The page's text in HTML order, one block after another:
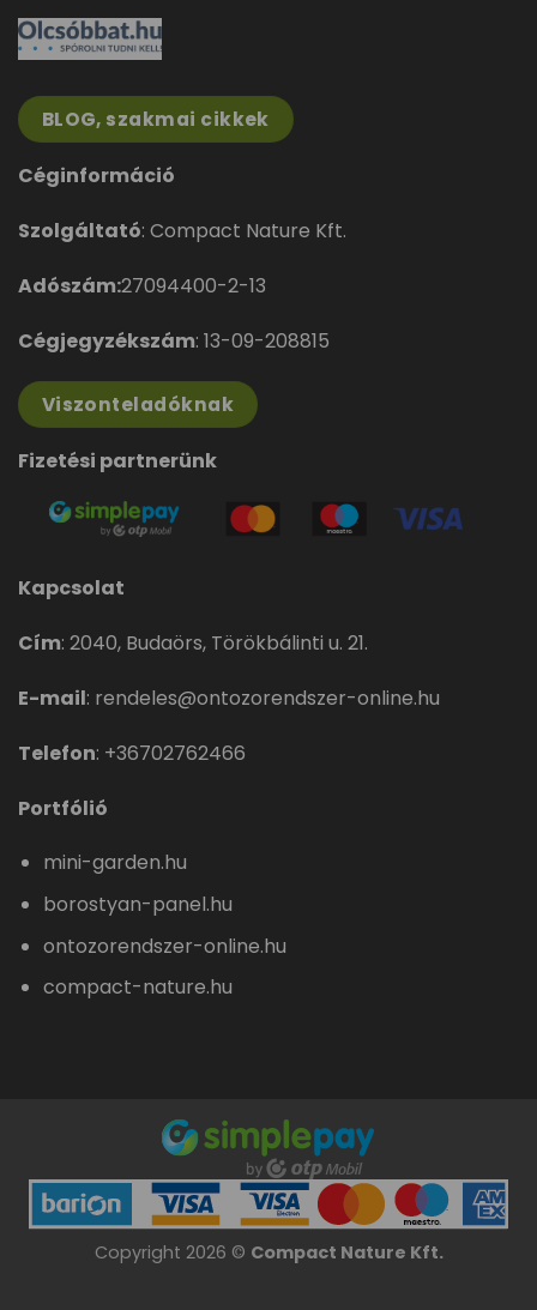
BLOG, szakmai cikkek
Céginformáció
Szolgáltató: Compact Nature Kft.
Adószám:27094400-2-13
Cégjegyzékszám: 13-09-208815
Viszonteladóknak
Fizetési partnerünk
Kapcsolat
Cím: 2040, Budaörs, Törökbálinti u. 21.
E-mail: rendeles@ontozorendszer-online.hu
Telefon: +36702762466
Portfólió
mini-garden.hu
borostyan-panel.hu
ontozorendszer-online.hu
compact-nature.hu
Copyright 2026 © Compact Nature Kft.